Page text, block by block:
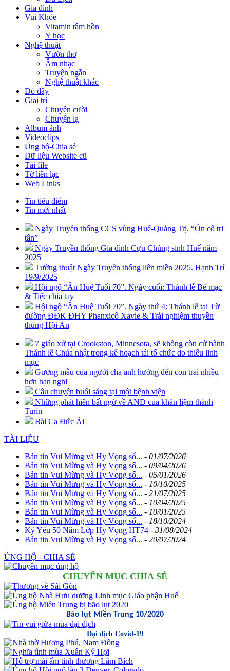
Gia đình
Vui Khỏe
Vitamin tâm hồn
Y học
Nghệ thuật
Vườn thơ
Âm nhạc
Truyện ngắn
Nghệ thuật khác
Đó đây
Giải trí
Chuyện cười
Chuyện lạ
Album ảnh
Videoclips
Ủng hộ-Chia sẻ
Dữ liệu Website cũ
Tải file
Tờ liên lạc
Web Links
Tin tiêu điểm
Tin mới nhất
Ngày Truyền thống CCS vùng Huế-Quảng Trị. “Ôn cố tri
tân”
Ngày Truyền thống Gia đình Cựu Chủng sinh Huế năm
2025
Tường thuật Ngày Truyền thống liên miền 2025. Hạnh Trí
19/9/2025
Hội ngộ “Ân Huệ Tuổi 70”. Ngày cuối: Thánh lễ Bế mạc
& Tiệc chia tay
Hội ngộ “Ân Huệ Tuổi 70”. Ngày thứ 4: Thánh lễ tại Từ
đường ĐĐK ĐHY Phanxicô Xavie & Trải nghiệm thuyền
thúng Hội An
7 giáo xứ tại Crookston, Minnesota, sẽ không còn cử hành
Thánh lễ Chúa nhật trong kế hoạch tái tổ chức do thiếu linh
mục
Gương mẫu của người cha ảnh hưởng đến con trai nhiều
hơn bạn nghĩ
Câu chuyện buổi sáng tại một bệnh viện
Những phát hiên bất ngờ về AND của khăn liệm thành
Turin
Bài Ca Đức Ái
TÀI LIỆU
Bản tin Vui Mừng và Hy Vọng số... - 01/07/2026
Bản tin Vui Mừng và Hy Vọng số... - 09/04/2026
Bản tin Vui Mừng và Hy Vọng số... - 05/01/2026
Bản tin Vui Mừng và Hy Vọng số... - 10/10/2025
Bản tin Vui Mừng và Hy Vọng số... - 21/07/2025
Bản tin Vui Mừng và Hy Vọng số... - 10/04/2025
Bản tin Vui Mừng và Hy Vọng số... - 10/01/2025
Bản tin Vui Mừng và Hy Vọng số... - 18/10/2024
Kỷ Yếu 50 Năm Lớp Hy Vọng HT74 - 31/08/2024
Bản tin Vui Mừng và Hy Vọng số... - 20/07/2024
ỦNG HỘ - CHIA SẺ
CHUYÊN MỤC CHIA SẺ
Bão lụt Miền Trung 10/2020
Đại dịch Covid-19